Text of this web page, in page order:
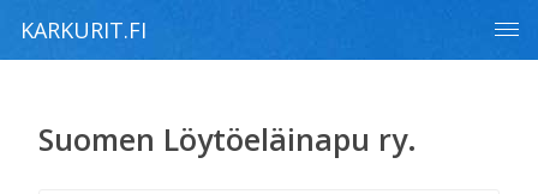
KARKURIT.FI
Suomen Löytöeläinapu ry.